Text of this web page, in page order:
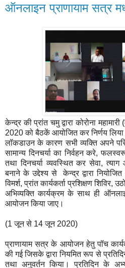
ऑनलाइन प्राणायाम सत्र
केन्द्र की प्रांत चमु द्वारा कोरोना
2020 को बैठकें आयोजित कर निर्णय लिया
लॉकडाउन के कारण सभी व्यक्ति अपने
सामान्य दिनचर्या का निर्वहन करे,
तथा दिनचर्या व्यवस्थित कर सेवा, त्याग
बनाने के उद्देश्य से केन्द्र द्वारा
विमर्श, प्रांत कार्यकर्ता प्रशिक्षण शिविर,
अभिव्यक्ति कार्यक्रम के साथ ही
आयोजन किया जाए।
(1 जून से 14 जून 2020)
प्राणायाम सत्र के आयोजन हेतु पॉच
की गई जिसके द्वारा नियमित रूप से
तथा अनुवर्तन किया। प्रतिदिन के